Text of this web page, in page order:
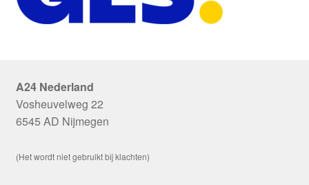
A24 Nederland
Vosheuvelweg 22
6545 AD Nijmegen
(Het wordt niet gebruikt bij klachten)